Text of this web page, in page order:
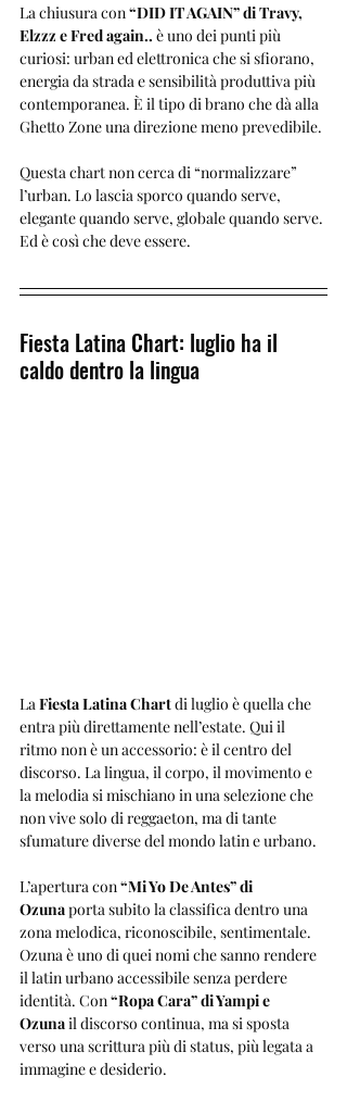
La chiusura con “DID IT AGAIN” di Travy,
Elzzz e Fred again.. è uno dei punti più
curiosi: urban ed elettronica che si sfiorano,
energia da strada e sensibilità produttiva più
contemporanea. È il tipo di brano che dà alla
Ghetto Zone una direzione meno prevedibile.
Questa chart non cerca di “normalizzare”
l’urban. Lo lascia sporco quando serve,
elegante quando serve, globale quando serve.
Ed è così che deve essere.
Fiesta Latina Chart: luglio ha il
caldo dentro la lingua
La Fiesta Latina Chart di luglio è quella che
entra più direttamente nell’estate. Qui il
ritmo non è un accessorio: è il centro del
discorso. La lingua, il corpo, il movimento e
la melodia si mischiano in una selezione che
non vive solo di reggaeton, ma di tante
sfumature diverse del mondo latin e urbano.
L’apertura con “Mi Yo De Antes” di
Ozuna porta subito la classifica dentro una
zona melodica, riconoscibile, sentimentale.
Ozuna è uno di quei nomi che sanno rendere
il latin urbano accessibile senza perdere
identità. Con “Ropa Cara” di Yampi e
Ozuna il discorso continua, ma si sposta
verso una scrittura più di status, più legata a
immagine e desiderio.